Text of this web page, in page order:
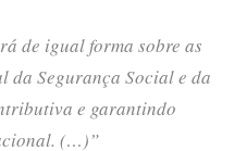
de igual forma sobre as
da Segurança Social e da
e garantindo
(…)”